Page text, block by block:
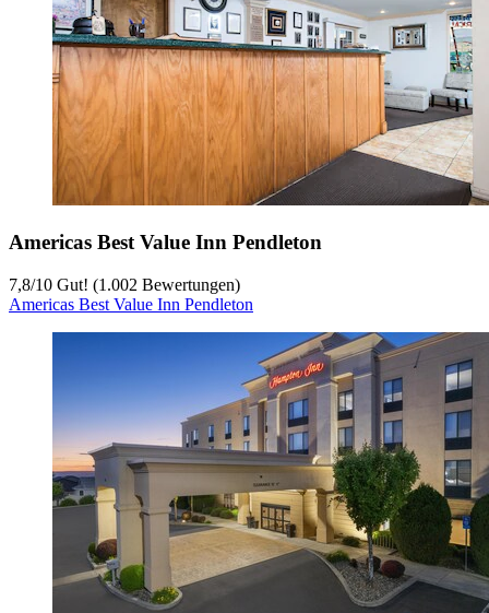
Americas Best Value Inn Pendleton
7,8/10 Gut! (1.002 Bewertungen)
Americas Best Value Inn Pendleton